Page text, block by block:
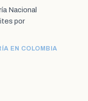
Nacional
por
EN COLOMBIA